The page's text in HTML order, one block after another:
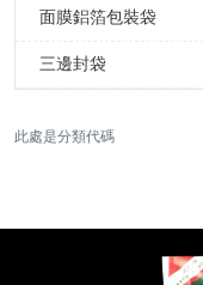
面膜鋁箔包裝袋
在線留言
面膜鋁箔包裝袋
三邊封袋
此處是分類代碼